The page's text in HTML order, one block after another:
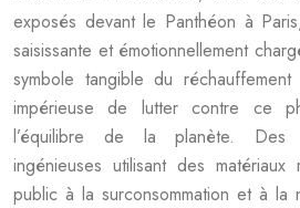
exposés devant le Panthéon à
saisissante et émotionnellement
symbole tangible du réchauffement
impérieuse de lutter contre ce
l’équilibre de la planète. Des
ingénieuses utilisant des matériaux
public à la surconsommation et à la